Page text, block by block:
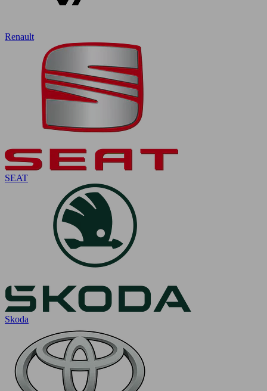
Renault
SEAT
Skoda